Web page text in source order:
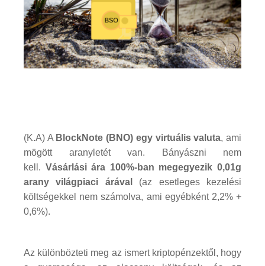
(K.A) A BlockNote (BNO) egy virtuális valuta, ami
mögött aranyletét van. Bányászni nem
kell. Vásárlási ára 100%-ban megegyezik 0,01g
arany világpiaci árával (az esetleges kezelési
költségekkel nem számolva, ami egyébként 2,2% +
0,6%).
Az különbözteti meg az ismert kriptopénzektől, hogy